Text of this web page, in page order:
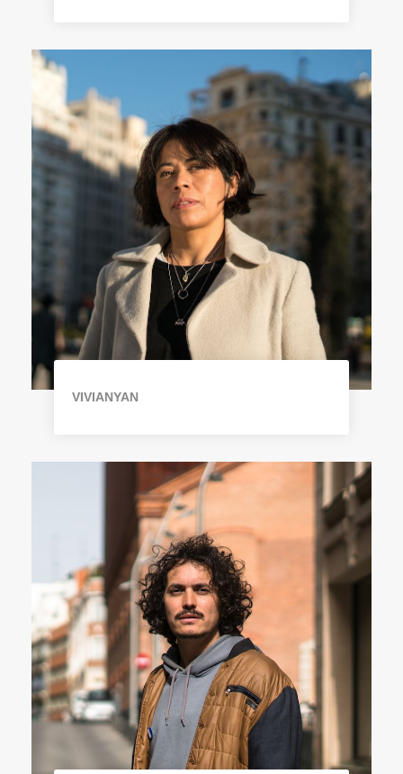
VIVIANYAN